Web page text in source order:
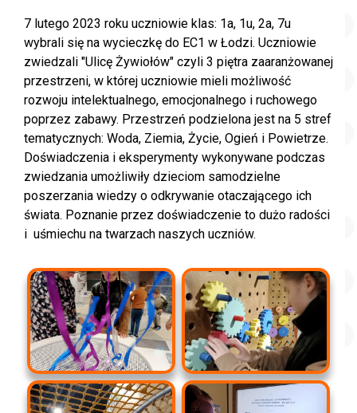
7 lutego 2023 roku uczniowie klas: 1a, 1u, 2a, 7u
wybrali się na wycieczkę do EC1 w Łodzi. Uczniowie
zwiedzali "Ulicę Żywiołów" czyli 3 piętra zaaranżowanej
przestrzeni, w której uczniowie mieli możliwość
rozwoju intelektualnego, emocjonalnego i ruchowego
poprzez zabawy. Przestrzeń podzielona jest na 5 stref
tematycznych: Woda, Ziemia, Życie, Ogień i Powietrze.
Doświadczenia i eksperymenty wykonywane podczas
zwiedzania umożliwiły dzieciom samodzielne
poszerzania wiedzy o odkrywanie otaczającego ich
świata. Poznanie przez doświadczenie to dużo radości
i uśmiechu na twarzach naszych uczniów.